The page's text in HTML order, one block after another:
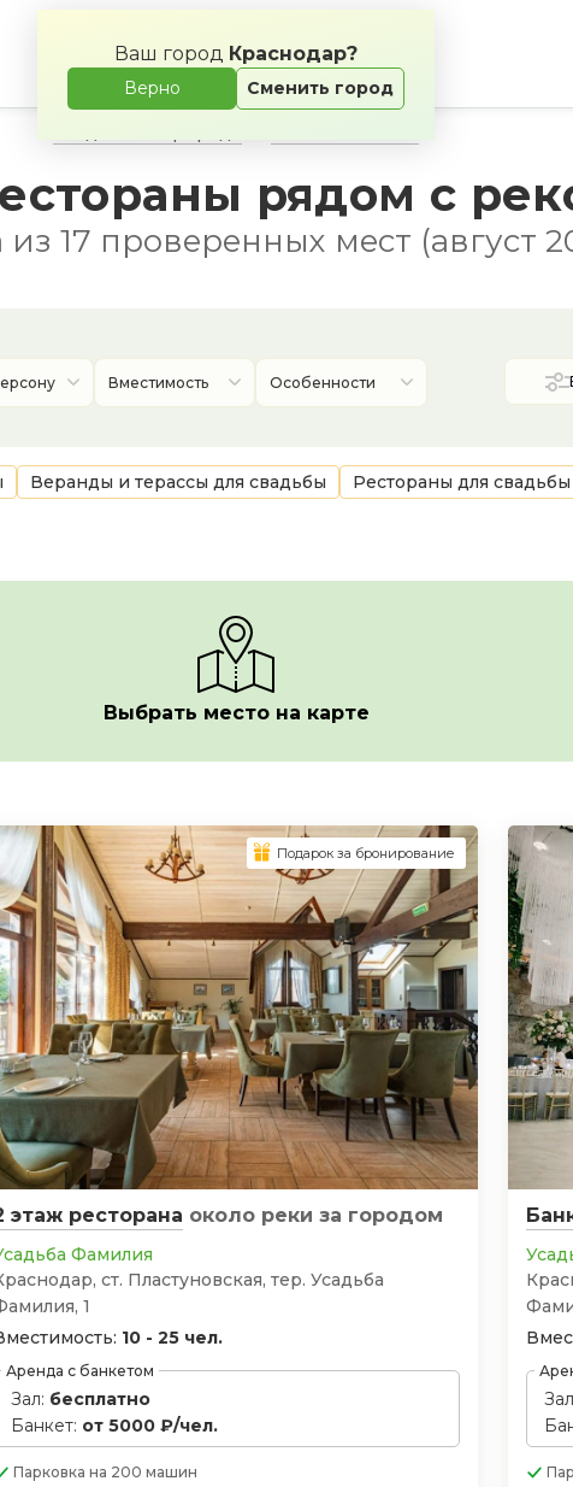
Ваш город Краснодар?
Верно Сменить город
рядом с
17 проверенных мест (август
Вместимость Особенности
Веранды и терассы для свадьбы Рестораны для свадьбы
Выбрать место на карте
этаж ресторана около реки за городом
Фамилия
ст. Пластуновская, тер. Усадьба
1
10 - 25 чел.
Аренда с банкетом
Зал: бесплатно
Банкет: от 5000 ₽/чел.
Парковкана 200 машин
Подарок за бронирование